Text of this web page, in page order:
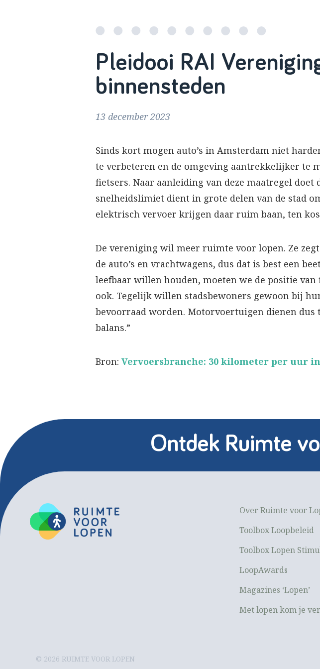
Pleidooi RAI
binnensteden
13 december 2023
Sinds kort mogen auto’s in Amsterdam niet
te verbeteren en de omgeving aantrekkelijker te
fietsers. Naar aanleiding van deze maatregel doet
snelheidslimiet dient in grote delen van de stad
elektrisch vervoer krijgen daar ruim baan, ten
De vereniging wil meer ruimte voor lopen. Ze
de auto’s en vrachtwagens, dus dat is best een
leefbaar willen houden, moeten we de positie
ook. Tegelijk willen stadsbewoners gewoon bij
bevoorraad worden. Motorvoertuigen dienen dus
balans.”
Bron: Vervoersbranche: 30 kilometer per uur
Ontdek Ruimte
Over Ruimte voor
Toolbox Loopbeleid
Toolbox Lopen
LoopAwards
Magazines ‘Lopen’
Met lopen kom je
© 2026 RUIMTE VOOR LOPEN